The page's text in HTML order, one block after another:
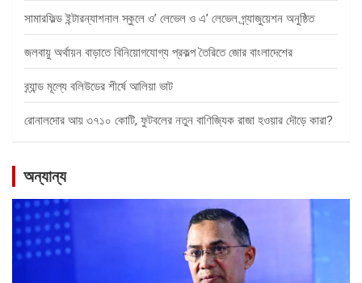
সামারফিল্ড ইন্টারন্যাশনাল স্কুলে ও’ লেভেল ও এ’ লেভেল গ্র্যাজুয়েশন অনুষ্ঠিত
জলবায়ু অর্থায়ন বাড়াতে বিনিয়োগযোগ্য প্রকল্প তৈরিতে জোর বাংলাদেশের
ব্র্যান্ড মূল্যে বলিউডের শীর্ষে আলিয়া ভাট
রোনালদোর আয় ৩৭১০ কোটি, ফুটবলের নতুন বাণিজ্যিক রাজা হওয়ার দৌড়ে কারা?
অন্যান্য